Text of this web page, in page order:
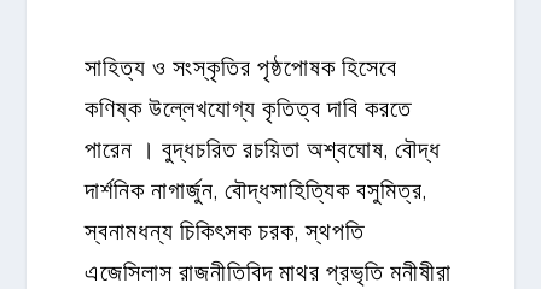
সাহিত্য ও সংস্কৃতির পৃষ্ঠপোষক হিসেবে
কণিষ্ক উল্লেখযোগ্য কৃতিত্ব দাবি করতে
পারেন । বুদ্ধচরিত রচয়িতা অশ্বঘোষ, বৌদ্ধ
দার্শনিক নাগার্জুন, বৌদ্ধসাহিত্যিক বসুমিত্র,
স্বনামধন্য চিকিৎসক চরক, স্থপতি
এজেসিলাস রাজনীতিবিদ মাথর প্রভৃতি মনীষীরা